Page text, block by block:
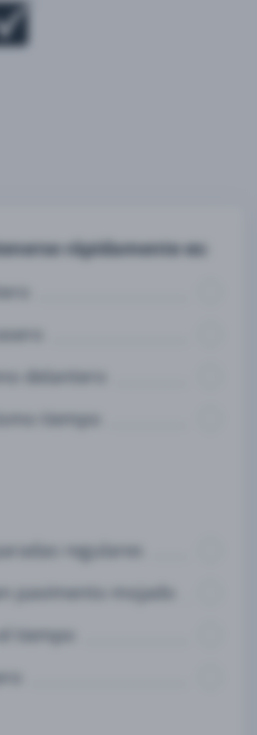
rápidamente es:
delantero
tiempo
regulares
pavimento mojado
tiempo